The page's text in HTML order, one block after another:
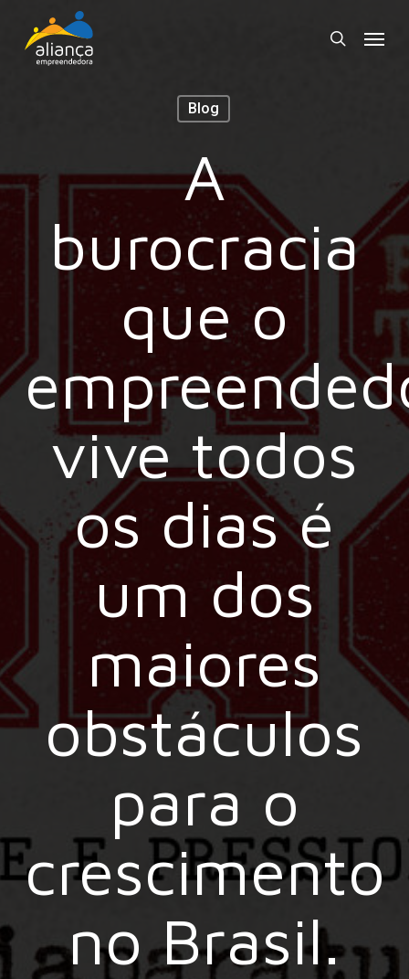
search
Blog
A
burocracia
que o
vive todos
os dias é
um dos
maiores
obstáculos
para o
crescimento
no Brasil.